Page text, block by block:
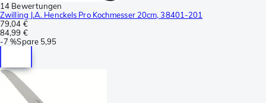
14 Bewertungen
Zwilling J.A. Henckels Pro Kochmesser 20cm, 38401-201
79,04 €
84,99 €
-7 %Spare 5,95